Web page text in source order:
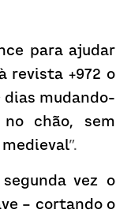
para ajudar
revista +972 o
dias mudando-
chão, sem
”
vez o
– cortando o